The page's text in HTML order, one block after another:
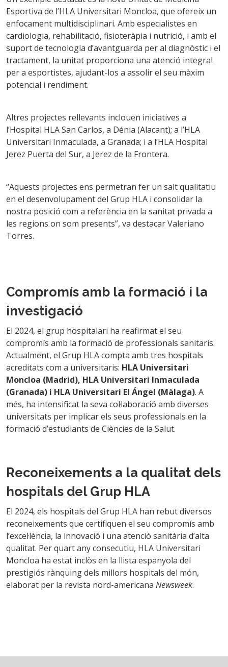
Esportiva de l’HLA Universitari Moncloa, que ofereix un
enfocament multidisciplinari. Amb especialistes en
cardiologia, rehabilitació, fisioteràpia i nutrició, i amb el
suport de tecnologia d’avantguarda per al diagnòstic i el
tractament, la unitat proporciona una atenció integral
per a esportistes, ajudant-los a assolir el seu màxim
potencial i rendiment.
Altres projectes rellevants inclouen iniciatives a
l’Hospital HLA San Carlos, a Dénia (Alacant); a l’HLA
Universitari Inmaculada, a Granada; i a l’HLA Hospital
Jerez Puerta del Sur, a Jerez de la Frontera.
“Aquests projectes ens permetran fer un salt qualitatiu
en el desenvolupament del Grup HLA i consolidar la
nostra posició com a referència en la sanitat privada a
les regions on som presents”, va destacar Valeriano
Torres.
Compromís amb la formació i la
investigació
El 2024, el grup hospitalari ha reafirmat el seu
compromís amb la formació de professionals sanitaris.
Actualment, el Grup HLA compta amb tres hospitals
acreditats com a universitaris: HLA Universitari
Moncloa (Madrid), HLA Universitari Inmaculada
(Granada) i HLA Universitari El Ángel (Màlaga). A
més, ha intensificat la seva col·laboració amb diverses
universitats per implicar els seus professionals en la
formació d’estudiants de Ciències de la Salut.
Reconeixements a la qualitat dels
hospitals del Grup HLA
El 2024, els hospitals del Grup HLA han rebut diversos
reconeixements que certifiquen el seu compromís amb
l’excel·lència, la innovació i una atenció sanitària d’alta
qualitat. Per quart any consecutiu, HLA Universitari
Moncloa ha estat inclòs en la llista espanyola del
prestigiós rànquing dels millors hospitals del món,
elaborat per la revista nord-americana Newsweek.